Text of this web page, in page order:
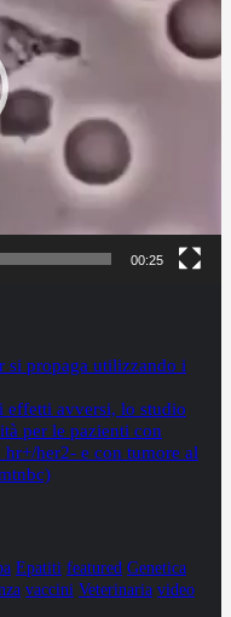
00:25
si propaga utilizzando i
effetti avversi, lo studio
per le pazienti con
her2- e con tumore al
Epatiti featured Genetica
vaccini Veterinaria video